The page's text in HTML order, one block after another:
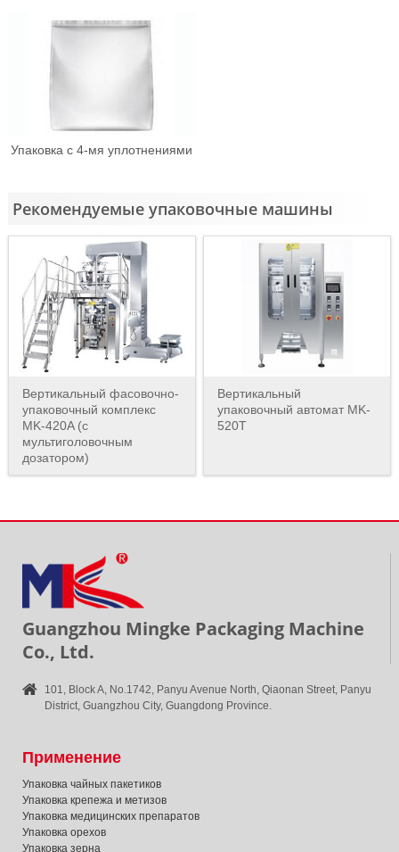
Упаковка с 4-мя уплотнениями
Рекомендуемые упаковочные машины
Вертикальный фасовочно-
упаковочный комплекс
MK-420A (с
мультиголовочным
дозатором)
Вертикальный
упаковочный автомат MK-
520T
Guangzhou Mingke Packaging Machine
Co., Ltd.
101, Block A, No.1742, Panyu Avenue North, Qiaonan Street, Panyu
District, Guangzhou City, Guangdong Province.
Применение
Упаковка чайных пакетиков
Упаковка крепежа и метизов
Упаковка медицинских препаратов
Упаковка орехов
Упаковка зерна